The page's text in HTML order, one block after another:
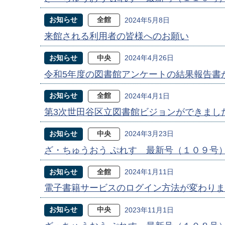
お知らせ 全館 2024年5月8日
来館される利用者の皆様へのお願い
お知らせ 中央 2024年4月26日
令和5年度の図書館アンケートの結果報告書
お知らせ 全館 2024年4月1日
第3次世田谷区立図書館ビジョンができまし
お知らせ 中央 2024年3月23日
ざ・ちゅうおう ぷれす 最新号（１０９号）
お知らせ 全館 2024年1月11日
電子書籍サービスのログイン方法が変わりま
お知らせ 中央 2023年11月1日